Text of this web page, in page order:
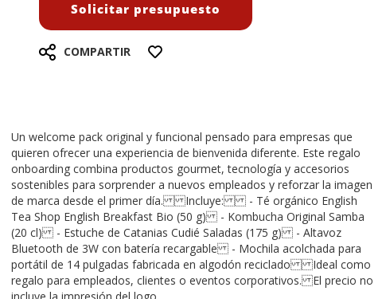
Solicitar presupuesto
COMPARTIR
Un welcome pack original y funcional pensado para empresas que
quieren ofrecer una experiencia de bienvenida diferente. Este regalo
onboarding combina productos gourmet, tecnología y accesorios
sostenibles para sorprender a nuevos empleados y reforzar la imagen
de marca desde el primer día. Incluye: - Té orgánico English
Tea Shop English Breakfast Bio (50 g) - Kombucha Original Samba
(20 cl) - Estuche de Catanias Cudié Saladas (175 g) - Altavoz
Bluetooth de 3W con batería recargable - Mochila acolchada para
portátil de 14 pulgadas fabricada en algodón reciclado Ideal como
regalo para empleados, clientes o eventos corporativos. El precio no